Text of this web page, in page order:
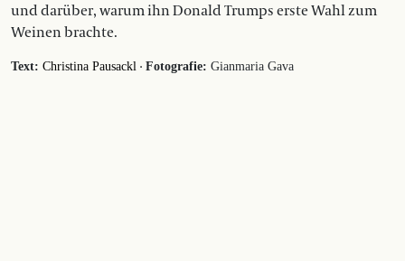
und darüber, warum ihn Donald Trumps erste Wahl zum
Weinen brachte.
Text: Christina Pausackl · Fotografie: Gianmaria Gava